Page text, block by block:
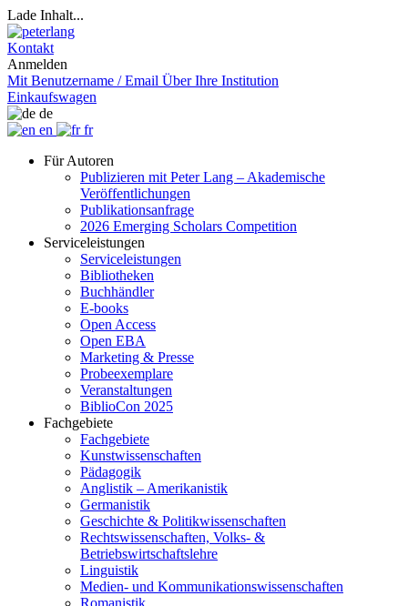
Lade Inhalt...
Kontakt
Anmelden
Mit Benutzername / Email Über Ihre Institution
Einkaufswagen
de
en
fr
Für Autoren
Publizieren mit Peter Lang – Akademische
Veröffentlichungen
Publikationsanfrage
2026 Emerging Scholars Competition
Serviceleistungen
Serviceleistungen
Bibliotheken
Buchhändler
E-books
Open Access
Open EBA
Marketing & Presse
Probeexemplare
Veranstaltungen
BiblioCon 2025
Fachgebiete
Fachgebiete
Kunstwissenschaften
Pädagogik
Anglistik – Amerikanistik
Germanistik
Geschichte & Politikwissenschaften
Rechtswissenschaften, Volks- &
Betriebswirtschaftslehre
Linguistik
Medien- und Kommunikationswissenschaften
Romanistik